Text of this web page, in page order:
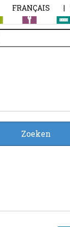
FRANÇAIS |